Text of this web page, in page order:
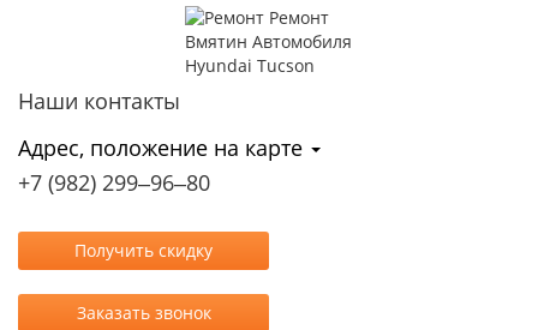
Наши контакты
Адрес, положение на карте
+7 (982) 299‒96‒80